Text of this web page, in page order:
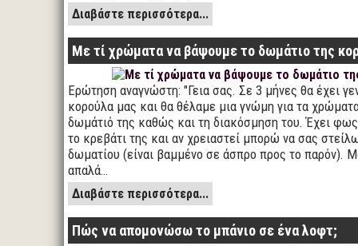
Διαβάστε περισσότερα...
Με τί χρώματα να βάψουμε το δωμάτιο της
Ερώτηση αναγνώστη: "Γεια σας. Σε 3 μήνες θα έχει
κορούλα μας και θα θέλαμε μια γνώμη για τα
δωμάτιό της καθώς και τη διακόσμηση του. Έχει
το κρεβάτι της και αν χρειαστεί μπορώ να σας
δωματίου (είναι βαμμένο σε άσπρο προς το παρόν).
απαλά…
Διαβάστε περισσότερα...
Πώς να απομονώσω το μπάνιο σε ένα λοφτ;